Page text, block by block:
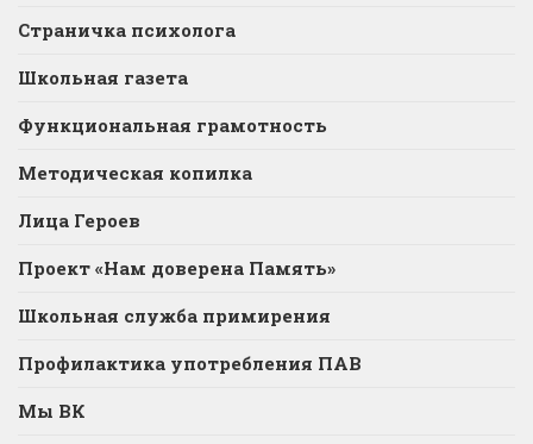
Страничка психолога
Школьная газета
Функциональная грамотность
Методическая копилка
Лица Героев
Проект «Нам доверена Память»
Школьная служба примирения
Профилактика употребления ПАВ
Мы ВК